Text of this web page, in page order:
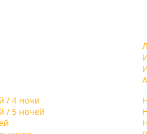
территории санатория
Отдыхающим предложат
комфортабельные
заселение в
номере будет
комплект
кабельного
/ 4 ночи
/ 5 ночей